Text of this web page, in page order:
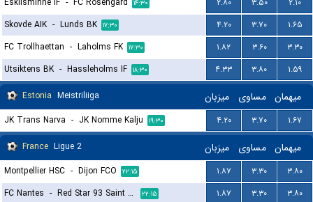
۱۴:۳۰
Skovde AIK - Lunds BK ۱۷:۳۰ ۴.۲۰ ۳.۷۰
۱.۶۵
FC Trollhaettan - Laholms FK ۱۷:۳۰ ۱.۸۲ ۳.۶۰
۳.۳۰
Utsiktens BK - Hassleholms IF ۱۸:۳۰ ۴.۳۳ ۳.۸۰
۱.۵۹
Estonia Meistriliiga میزبان مساوی میهمان
JK Trans Narva - JK Nomme Kalju ۱۹:۳۰ ۴.۲۰ ۳.۷۰
۱.۶۷
France Ligue 2 میزبان مساوی میهمان
Montpellier HSC - Dijon FCO ۲۲:۱۵ ۱.۸۷ ۳.۳۰
۳.۸۰
FC Nantes - Red Star 93 Saint Ouen ۲۲:۱۵ ۱.۸۷ ۳.۳۰
۳.۸۰